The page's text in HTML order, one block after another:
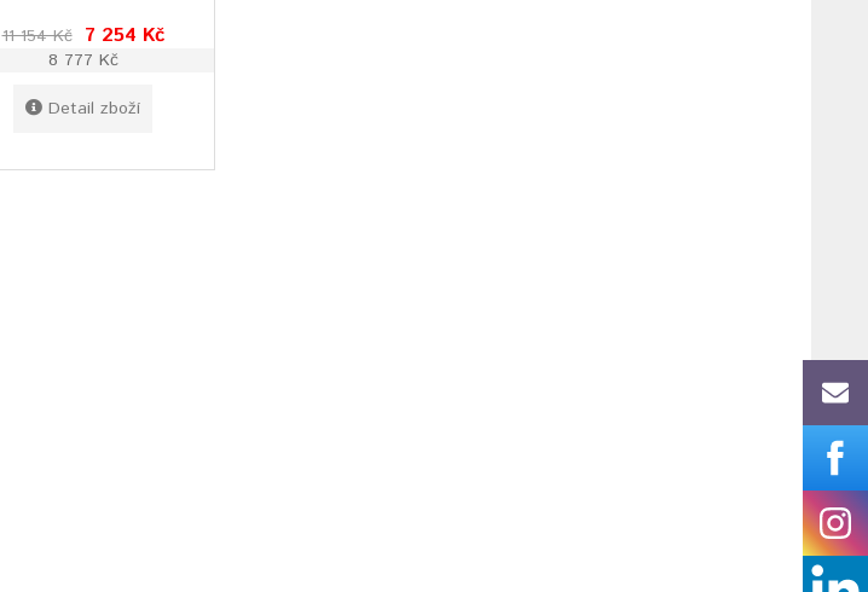
11 154 Kč 7 254 Kč
8 777 Kč
Detail zboží